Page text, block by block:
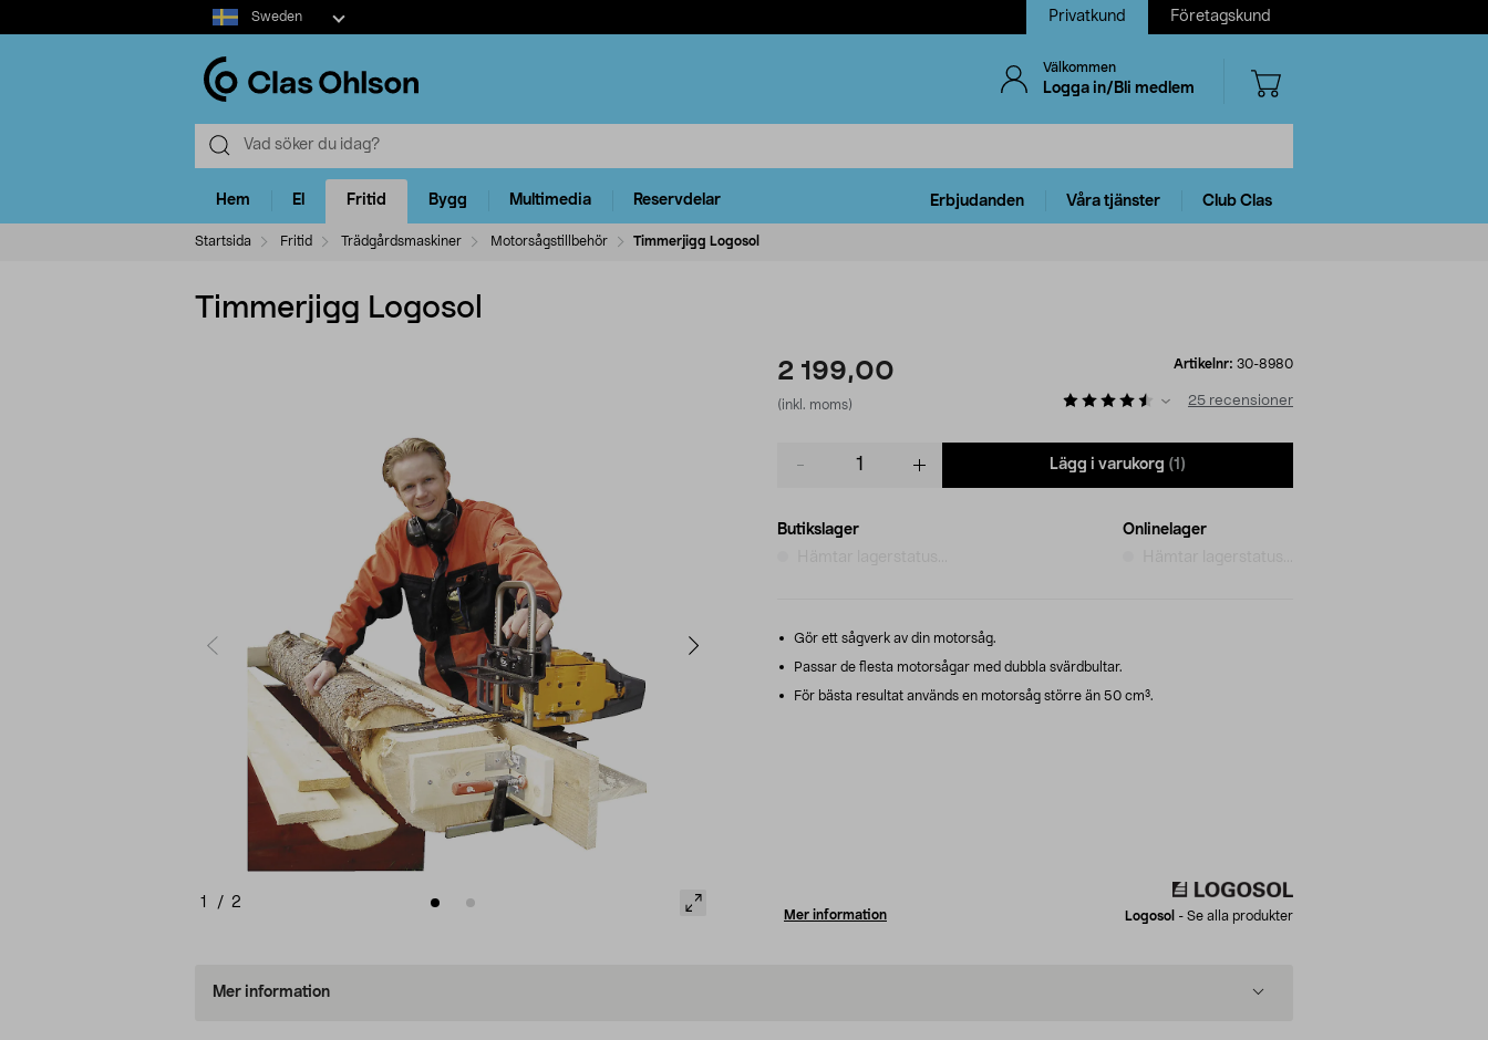
Select
market
Sweden Privatkund Företagskund
Välkommen
Logga in/Bli medlem
Hem El Fritid Bygg Multimedia Reservdelar Erbjudanden Våra tjänster Club Clas
Startsida Fritid Trädgårdsmaskiner Motorsågstillbehör Timmerjigg Logosol
Timmerjigg Logosol
1 / 2
2 199,00
(inkl. moms)
Artikelnr: 30-8980
25 recensioner
Lägg i varukorg (1)
Butikslager
Onlinelager
Gör ett sågverk av din motorsåg.
Passar de flesta motorsågar med dubbla svärdbultar.
För bästa resultat används en motorsåg större än 50 cm³.
Mer information Logosol - Se alla produkter
Mer information